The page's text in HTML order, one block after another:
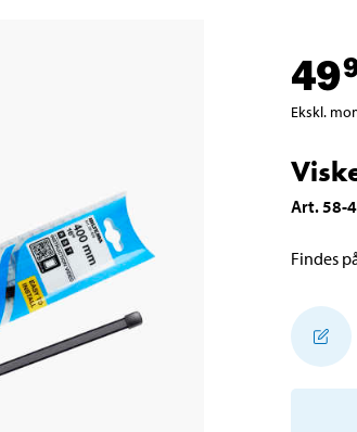
49
Ekskl.
Art.58-
Findes